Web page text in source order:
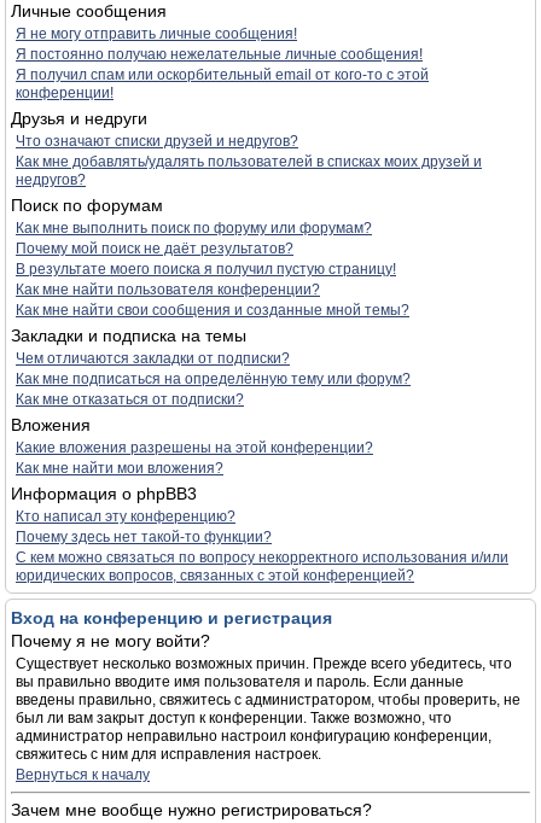
Личные сообщения
Я не могу отправить личные сообщения!
Я постоянно получаю нежелательные личные сообщения!
Я получил спам или оскорбительный email от кого-то с этой
конференции!
Друзья и недруги
Что означают списки друзей и недругов?
Как мне добавлять/удалять пользователей в списках моих друзей и
недругов?
Поиск по форумам
Как мне выполнить поиск по форуму или форумам?
Почему мой поиск не даёт результатов?
В результате моего поиска я получил пустую страницу!
Как мне найти пользователя конференции?
Как мне найти свои сообщения и созданные мной темы?
Закладки и подписка на темы
Чем отличаются закладки от подписки?
Как мне подписаться на определённую тему или форум?
Как мне отказаться от подписки?
Вложения
Какие вложения разрешены на этой конференции?
Как мне найти мои вложения?
Информация о phpBB3
Кто написал эту конференцию?
Почему здесь нет такой-то функции?
С кем можно связаться по вопросу некорректного использования и/или
юридических вопросов, связанных с этой конференцией?
Вход на конференцию и регистрация
Почему я не могу войти?
Существует несколько возможных причин. Прежде всего убедитесь, что
вы правильно вводите имя пользователя и пароль. Если данные
введены правильно, свяжитесь с администратором, чтобы проверить, не
был ли вам закрыт доступ к конференции. Также возможно, что
администратор неправильно настроил конфигурацию конференции,
свяжитесь с ним для исправления настроек.
Вернуться к началу
Зачем мне вообще нужно регистрироваться?